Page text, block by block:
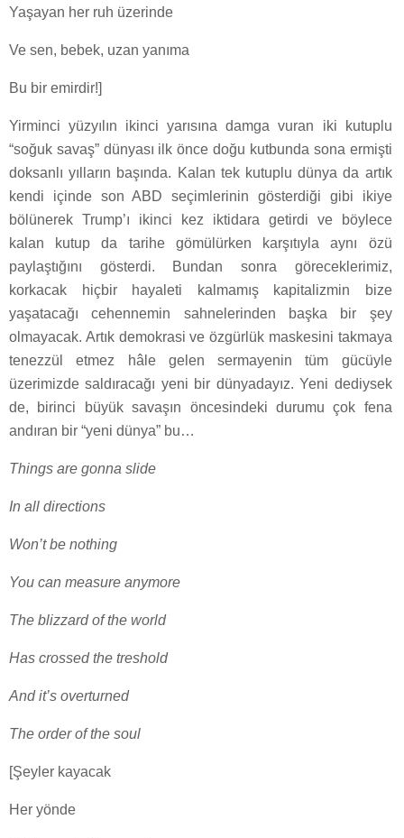
Yaşayan her ruh üzerinde
Ve sen, bebek, uzan yanıma
Bu bir emirdir!]
Yirminci yüzyılın ikinci yarısına damga vuran iki kutuplu
“soğuk savaş” dünyası ilk önce doğu kutbunda sona ermişti
doksanlı yılların başında. Kalan tek kutuplu dünya da artık
kendi içinde son ABD seçimlerinin gösterdiği gibi ikiye
bölünerek Trump’ı ikinci kez iktidara getirdi ve böylece
kalan kutup da tarihe gömülürken karşıtıyla aynı özü
paylaştığını gösterdi. Bundan sonra göreceklerimiz,
korkacak hiçbir hayaleti kalmamış kapitalizmin bize
yaşatacağı cehennemin sahnelerinden başka bir şey
olmayacak. Artık demokrasi ve özgürlük maskesini takmaya
tenezzül etmez hâle gelen sermayenin tüm gücüyle
üzerimizde saldıracağı yeni bir dünyadayız. Yeni dediysek
de, birinci büyük savaşın öncesindeki durumu çok fena
andıran bir “yeni dünya” bu…
Things are gonna slide
In all directions
Won’t be nothing
You can measure anymore
The blizzard of the world
Has crossed the treshold
And it’s overturned
The order of the soul
[Şeyler kayacak
Her yönde